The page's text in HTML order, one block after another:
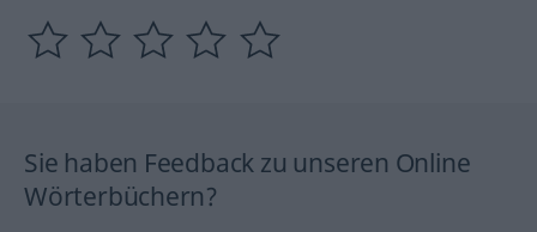
Sie haben Feedback zu unseren Online
Wörterbüchern?